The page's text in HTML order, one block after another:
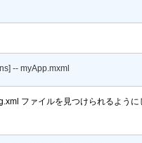
-- myApp.mxml
ファイルを見つけられるように